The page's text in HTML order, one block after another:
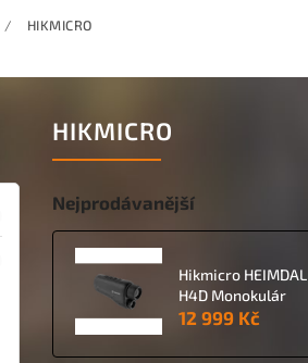
/ HIKMICRO
HIKMICRO
Nejprodávanější
Hikmicro HEIMDAL
H4D Monokulár
12 999 Kč